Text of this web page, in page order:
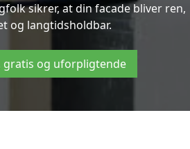
sikrer, at din facade bliver ren,
og langtidsholdbar.
gratis og uforpligtende